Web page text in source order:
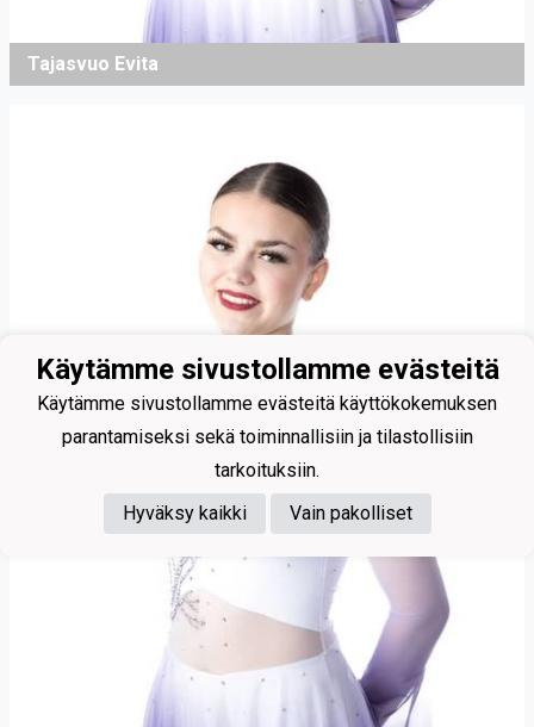
Tajasvuo Evita
Käytämme sivustollamme evästeitä
Käytämme sivustollamme evästeitä käyttökokemuksen
parantamiseksi sekä toiminnallisiin ja tilastollisiin
tarkoituksiin.
Hyväksy kaikki
Vain pakolliset